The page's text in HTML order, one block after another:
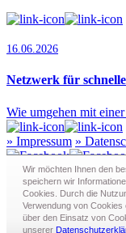
16.06.2026
Netzwerk für
Wie umgehen mit
» Impressum »
Redaktion · Graf-
Telefon:0385 - 63 83
Wir möchten Ihnen den
speichern wir
Cookies. Durch die
Verwendung von Cookies
über den Einsatz von
unserer